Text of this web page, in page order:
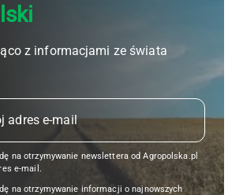
z informacjami ze świata
na otrzymywanie newslettera od Agropolska.pl
e-mail.
na otrzymywanie informacji o najnowszych